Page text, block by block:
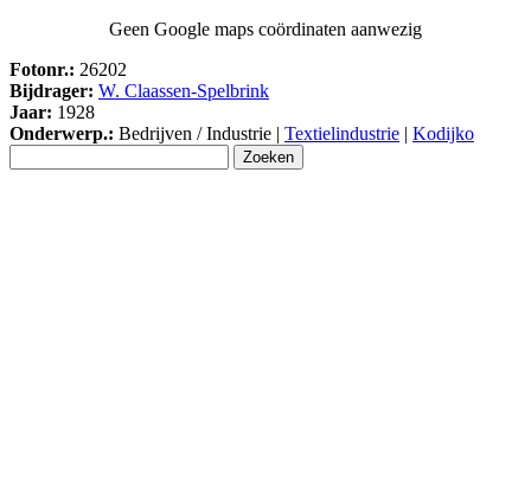
Geen Google maps coördinaten aanwezig
Fotonr.: 26202
Bijdrager: W. Claassen-Spelbrink
Jaar: 1928
Onderwerp.: Bedrijven / Industrie | Textielindustrie | Kodijko